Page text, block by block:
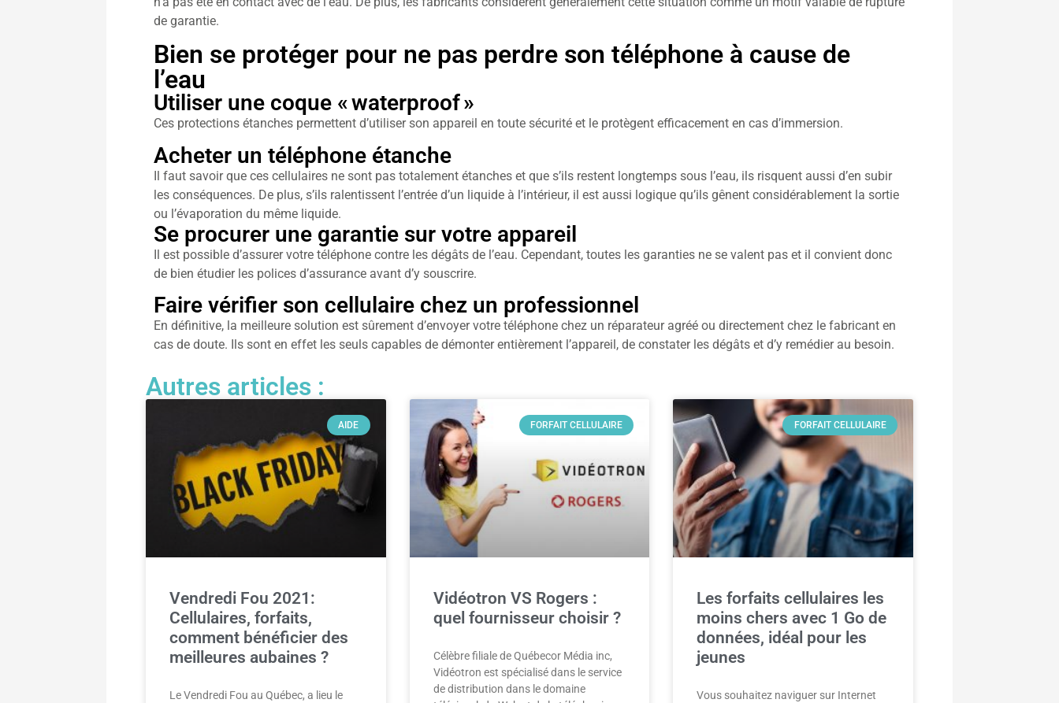
de garantie.
Bien se protéger pour ne pas perdre son téléphone à cause de
l’eau
Utiliser une coque « waterproof »
Ces protections étanches permettent d’utiliser son appareil en toute sécurité et le protègent efficacement en cas d’immersion.
Acheter un téléphone étanche
Il faut savoir que ces cellulaires ne sont pas totalement étanches et que s’ils restent longtemps sous l’eau, ils risquent aussi d’en subir
les conséquences. De plus, s’ils ralentissent l’entrée d’un liquide à l’intérieur, il est aussi logique qu’ils gênent considérablement la sortie
ou l’évaporation du même liquide.
Se procurer une garantie sur votre appareil
Il est possible d’assurer votre téléphone contre les dégâts de l’eau. Cependant, toutes les garanties ne se valent pas et il convient donc
de bien étudier les polices d’assurance avant d’y souscrire.
Faire vérifier son cellulaire chez un professionnel
En définitive, la meilleure solution est sûrement d’envoyer votre téléphone chez un réparateur agréé ou directement chez le fabricant en
cas de doute. Ils sont en effet les seuls capables de démonter entièrement l’appareil, de constater les dégâts et d’y remédier au besoin.
Autres articles :
AIDE
Vendredi Fou 2021:
Cellulaires, forfaits,
comment bénéficier des
meilleures aubaines ?
Le Vendredi Fou au Québec, a lieu le
FORFAIT CELLULAIRE
Vidéotron VS Rogers :
quel fournisseur choisir ?
Célèbre filiale de Québecor Média inc,
Vidéotron est spécialisé dans le service
de distribution dans le domaine
FORFAIT CELLULAIRE
Les forfaits cellulaires les
moins chers avec 1 Go de
données, idéal pour les
jeunes
Vous souhaitez naviguer sur Internet